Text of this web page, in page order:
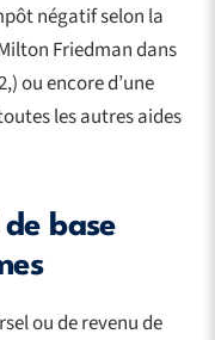
négatif selon la
Friedman dans
ou encore d’une
les autres aides
base
ou de revenu de